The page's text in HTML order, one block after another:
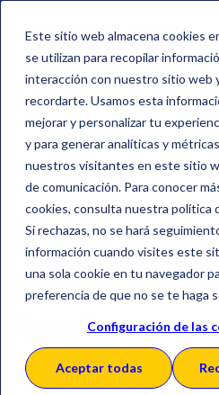
Este sitio web almacena cookies
se utilizan para recopilar
interacción con nuestro sitio web
recordarte. Usamos esta
mejorar y personalizar tu
y para generar analíticas y
nuestros visitantes en este sitio
de comunicación. Para conocer
cookies, consulta nuestra política
Si rechazas, no se hará
información cuando visites este
una sola cookie en tu navegador
preferencia de que no se te haga
Configuración de las
Aceptar todas
Factura electrónica
Reporte
Ley crea y crece
reporte
factura